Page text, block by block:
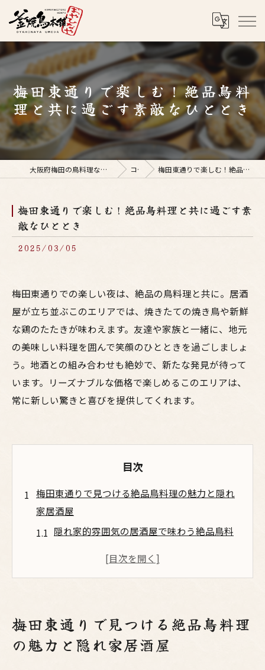
梅田東通りで楽しむ！絶品鳥料
理と共に過ごす素敵なひととき
大阪府梅田の鳥料理なら釜焼鳥本舗おやひなや 梅田店 コラム 梅田東通りで楽しむ！絶品鳥料理と共に過ごす素敵なひととき
梅田東通りで楽しむ！絶品鳥料理と共に過ごす素
敵なひととき
2025/03/05
梅田東通りでの楽しい夜は、絶品の鳥料理と共に。居酒
屋が立ち並ぶこのエリアでは、焼きたての焼き鳥や新鮮
な鶏のたたきが味わえます。友達や家族と一緒に、地元
の美味しい料理を囲んで笑顔のひとときを過ごしましょ
う。地酒との組み合わせも絶妙で、新たな発見が待って
います。リーズナブルな価格で楽しめるこのエリアは、
常に新しい驚きと喜びを提供してくれます。
目次
梅田東通りで見つける絶品鳥料理の魅力と隠れ
家居酒屋
隠れ家的雰囲気の居酒屋で味わう絶品鳥料
焼きたての焼き鳥が楽しめる梅田東通り
とき
梅田東通りの鳥料理店ベストセレクション
梅田東通りで見つける絶品鳥料理
の魅力と隠れ家居酒屋